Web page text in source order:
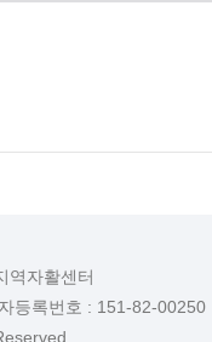
역자활센터
등록번호 : 151-82-00250